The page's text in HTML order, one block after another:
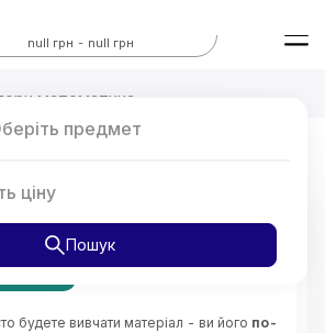
null грн - null грн
предмет
ціну
Пошук
математика
7-11 класи,
будете вивчати матеріал - ви його по-